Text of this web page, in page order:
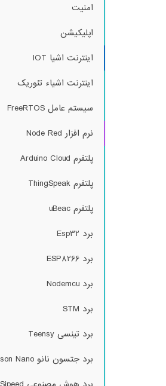
امنیت
اپلیکیشن
اینترنت اشیا IOT
اینترنت اشیاء تئوریک
سیستم عامل FreeRTOS
نرم افزار Node Red
پلتفرم Arduino Cloud
پلتفرم ThingSpeak
پلتفرم uBeac
برد Esp32
برد ESP8266
برد Nodemcu
برد STM
برد تینسی Teensy
برد جتسون نانو Jetson Nano